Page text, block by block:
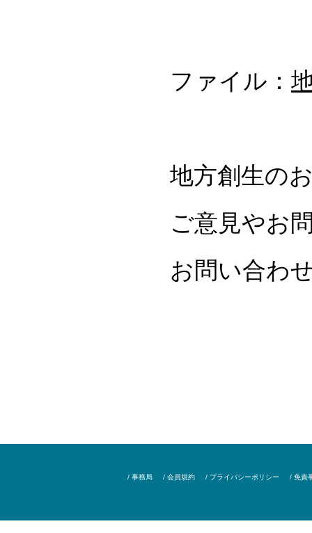
ファイル：
地方創生の
ご意見やお
お問い合わ
/ 事務局 / 会員規約 / プライバシーポリシー / 免責